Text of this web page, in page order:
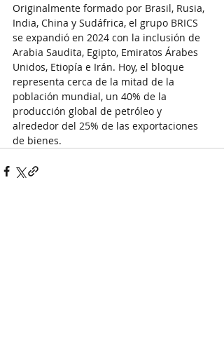
Originalmente formado por Brasil, Rusia,
India, China y Sudáfrica, el grupo BRICS
se expandió en 2024 con la inclusión de
Arabia Saudita, Egipto, Emiratos Árabes
Unidos, Etiopía e Irán. Hoy, el bloque
representa cerca de la mitad de la
población mundial, un 40% de la
producción global de petróleo y
alrededor del 25% de las exportaciones
de bienes.